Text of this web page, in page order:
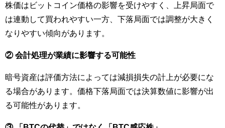
株価はビットコイン価格の影響を受けやすく、上昇局面で
は連動して買われやすい一方、下落局面では調整が大きく
なりやすい傾向があります。
② 会計処理が業績に影響する可能性
暗号資産は評価方法によっては減損損失の計上が必要にな
る場合があります。価格下落局面では決算数値に影響が出
る可能性があります。